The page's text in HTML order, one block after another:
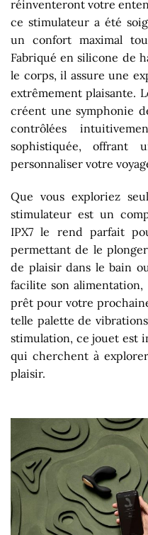
réinventeront votre
ce stimulateur a été
un confort maximal
Fabriqué en silicone de
le corps, il assure une
extrêmement plaisante.
créent une symphonie
contrôlées
sophistiquée, offrant
personnaliser votre
Que vous exploriez
stimulateur est un
IPX7 le rend parfait
permettant de le plonger
de plaisir dans le bain
facilite son alimentation,
prêt pour votre
telle palette de
stimulation, ce jouet est
qui cherchent à
plaisir.